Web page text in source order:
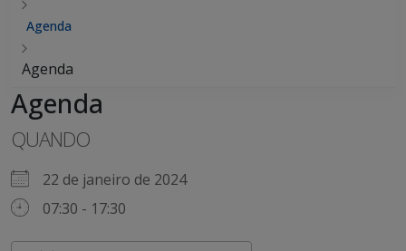
Agenda
Agenda
Agenda
QUANDO
22 de janeiro de 2024
07:30 - 17:30